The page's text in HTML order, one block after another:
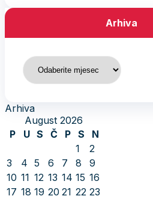
Arhiva
Arhiva
Arhiva
August 2026
P
U S Č P S
N
1
2
3
4 5 6 7 8
9
10 11 12 13 14 15 16
17 18 19 20 21 22 23